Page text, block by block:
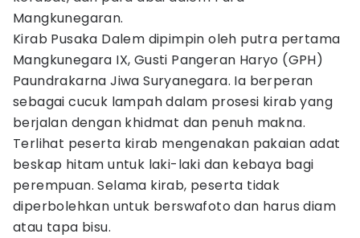
Mangkunegaran.
Kirab Pusaka Dalem dipimpin oleh putra pertama
Mangkunegara IX, Gusti Pangeran Haryo (GPH)
Paundrakarna Jiwa Suryanegara. Ia berperan
sebagai cucuk lampah dalam prosesi kirab yang
berjalan dengan khidmat dan penuh makna.
Terlihat peserta kirab mengenakan pakaian adat
beskap hitam untuk laki-laki dan kebaya bagi
perempuan. Selama kirab, peserta tidak
diperbolehkan untuk berswafoto dan harus diam
atau tapa bisu.